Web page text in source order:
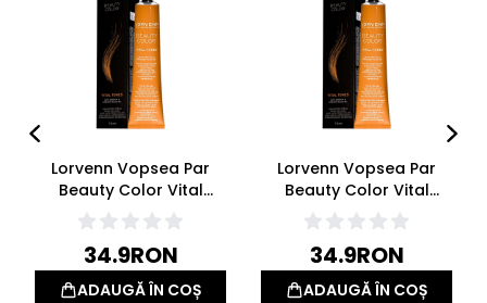
Lorvenn Vopsea Par
Beauty Color Vital
Tones Naturals 70ml
34.9RON
ADAUGĂ ÎN COȘ
Lorvenn Vopsea Par
Beauty Color Vital
Tones Red-Mahogany-
Copper 70ml
34.9RON
ADAUGĂ ÎN COȘ